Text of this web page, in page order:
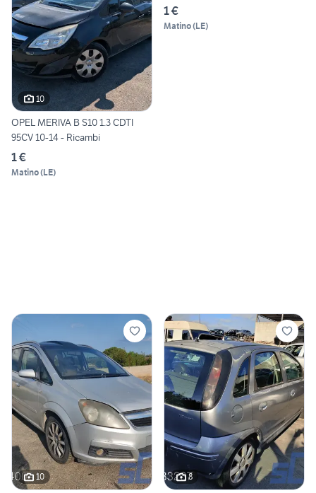
10
OPEL MERIVA B S10 1.3 CDTI
95CV 10-14 - Ricambi
1 €
Matino(LE)
1 €
Matino(LE)
10 8